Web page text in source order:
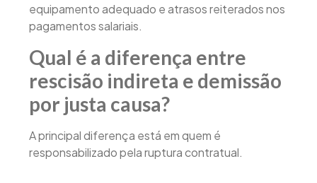
equipamento adequado e atrasos reiterados nos
pagamentos salariais.
Qual é a diferença entre
rescisão indireta e demissão
por justa causa?
A principal diferença está em quem é
responsabilizado pela ruptura contratual.